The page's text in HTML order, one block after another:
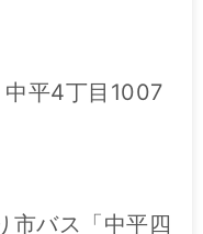
平4丁目1007
市バス「中平四